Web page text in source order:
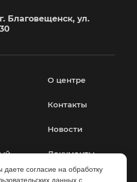
Благовещенск, ул.
О центре
Контакты
Новости
Документы
даете согласие на обработку
данных с